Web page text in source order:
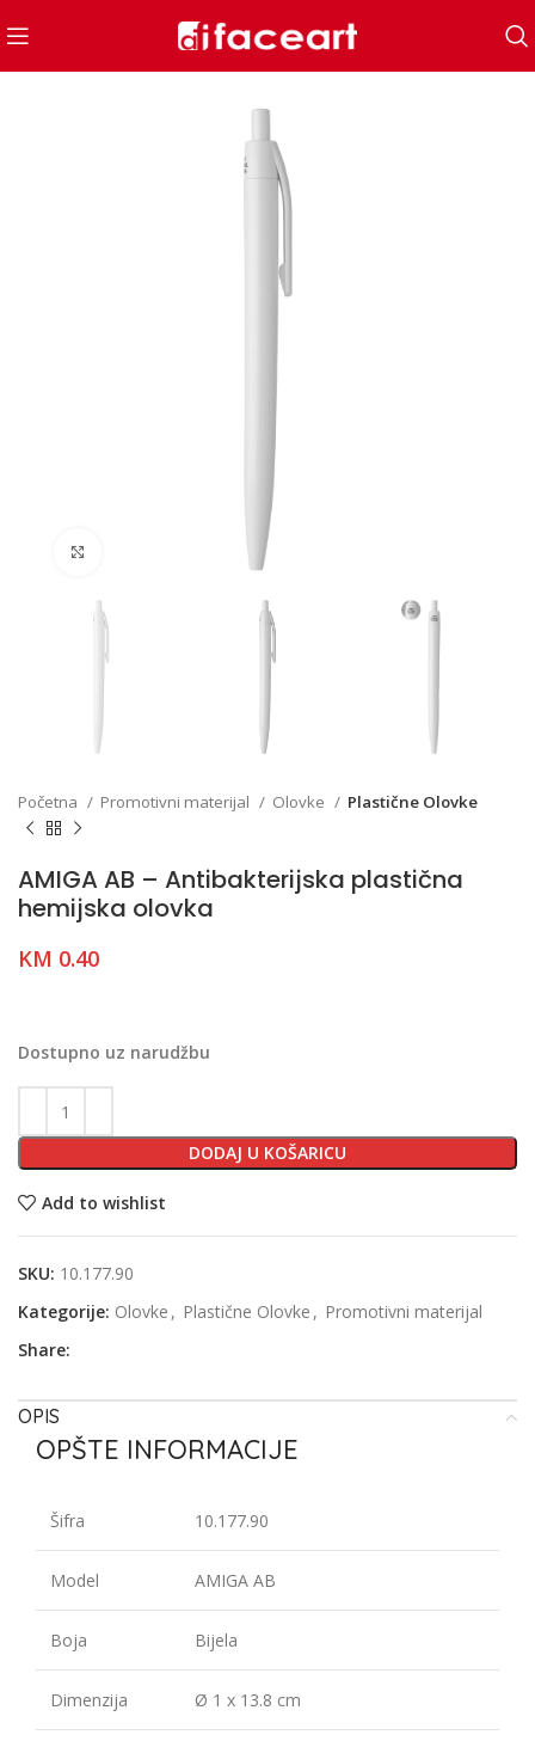
Početna Promotivni materijal Olovke Plastične Olovke
AMIGA AB – Antibakterijska plastična
hemijska olovka
KM 0.40
Dostupno uz narudžbu
DODAJ U KOŠARICU
Add to wishlist
SKU: 10.177.90
Kategorije: Olovke , Plastične Olovke , Promotivni materijal
Share:
OPIS
OPŠTE INFORMACIJE
Šifra 10.177.90
Model AMIGA AB
Boja Bijela
Dimenzija Ø 1 x 13.8 cm